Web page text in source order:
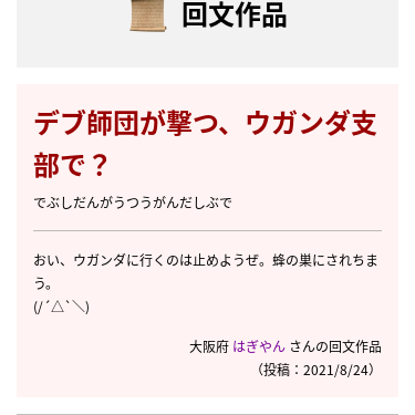
回文作品
デブ師団が撃つ、ウガンダ支
部で？
でぶしだんがうつうがんだしぶで
おい、ウガンダに行くのは止めようぜ。蜂の巣にされちま
う。
(/´△`＼)
大阪府 はぎやん さんの回文作品
（投稿：2021/8/24）